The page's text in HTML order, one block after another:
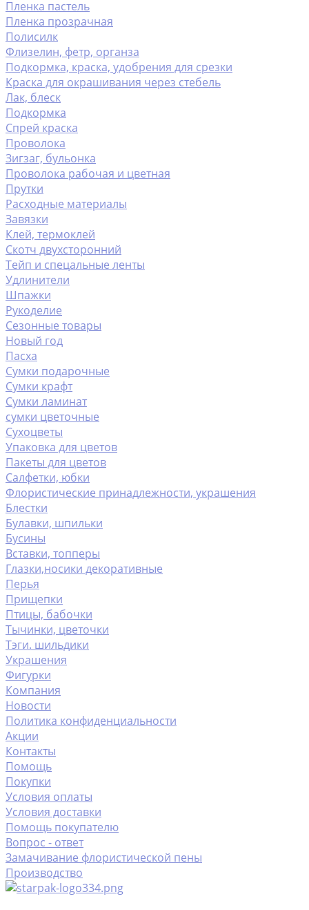
Пленка пастель
Пленка прозрачная
Полисилк
Флизелин, фетр, органза
Подкормка, краска, удобрения для срезки
Краска для окрашивания через стебель
Лак, блеск
Подкормка
Спрей краска
Проволока
Зигзаг, бульонка
Проволока рабочая и цветная
Прутки
Расходные материалы
Завязки
Клей, термоклей
Скотч двухсторонний
Тейп и спецальные ленты
Удлинители
Шпажки
Рукоделие
Сезонные товары
Новый год
Пасха
Сумки подарочные
Сумки крафт
Сумки ламинат
сумки цветочные
Сухоцветы
Упаковка для цветов
Пакеты для цветов
Салфетки, юбки
Флористические принадлежности, украшения
Блестки
Булавки, шпильки
Бусины
Вставки, топперы
Глазки,носики декоративные
Перья
Прищепки
Птицы, бабочки
Тычинки, цветочки
Тэги. шильдики
Украшения
Фигурки
Компания
Новости
Политика конфиденциальности
Акции
Контакты
Помощь
Покупки
Условия оплаты
Условия доставки
Помощь покупателю
Вопрос - ответ
Замачивание флористической пены
Производство